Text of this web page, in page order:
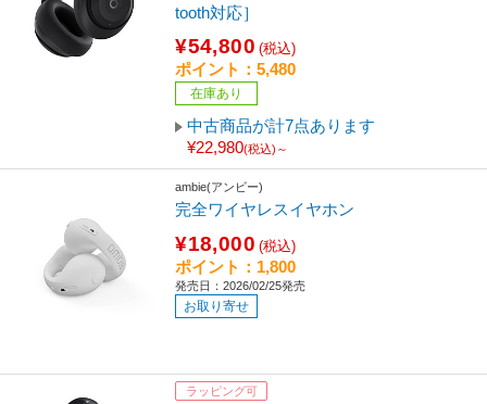
tooth対応］
¥54,800 (税込)
ポイント：5,480
在庫あり
中古商品が計7点あります
¥22,980(税込)～
ambie(アンビー)
完全ワイヤレスイヤホン
¥18,000 (税込)
ポイント：1,800
発売日：2026/02/25発売
お取り寄せ
ラッピング可